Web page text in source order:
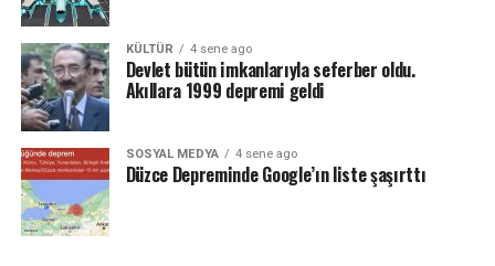
KÜLTÜR 4 sene ago
Devlet bütün imkanlarıyla seferber oldu.
Akıllara 1999 depremi geldi
SOSYAL MEDYA 4 sene ago
Düzce Depreminde Google’ın liste şaşırttı